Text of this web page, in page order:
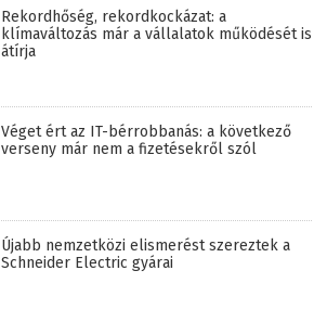
Rekordhőség, rekordkockázat: a
klímaváltozás már a vállalatok működését is
átírja
Véget ért az IT-bérrobbanás: a következő
verseny már nem a fizetésekről szól
Újabb nemzetközi elismerést szereztek a
Schneider Electric gyárai